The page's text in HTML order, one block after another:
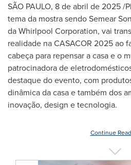
SÃO PAULO, 8 de abril de 2025/
tema da mostra sendo Semear
da Whirlpool Corporation, vai
realidade na CASACOR 2025 ao
cabeça para repensar a casa e o
patrocinadora de
destaque do evento, com
dinâmica da casa e também dos
inovação, design e tecnologia.
Continue